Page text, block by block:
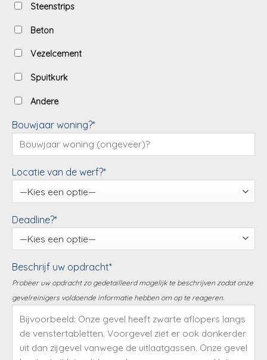
Steenstrips
Beton
Vezelcement
Spuitkurk
Andere
Bouwjaar woning?*
Locatie van de werf?*
Deadline?*
Beschrijf uw opdracht*
Probeer uw opdracht zo gedetailleerd mogelijk te beschrijven zodat onze
gevelreinigers voldoende informatie hebben om op te reageren.